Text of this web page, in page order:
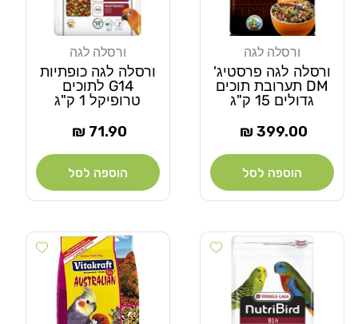
ורסלה לגה
ורסלה לגה פרסטיג'
DM תערובת תוכים
גדולים 15 ק"ג
מחיר
399.00 ₪
הוספה לסל
ורסלה לגה
ורסלה לגה כופתיות
G14 לתוכים
טרופיקל 1 ק"ג
מחיר
71.90 ₪
הוספה לסל
Add wishlist
wishlist